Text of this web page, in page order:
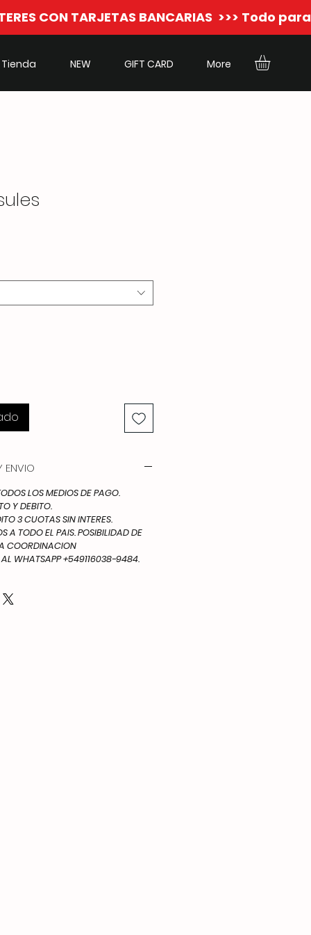
Tienda NEW GIFT CARD More
ENVIO
LOS MEDIOS DE PAGO.
Y DEBITO.
3 CUOTAS SIN INTERES.
A TODO EL PAIS. POSIBILIDAD DE
COORDINACION
WHATSAPP +549116038-9484.